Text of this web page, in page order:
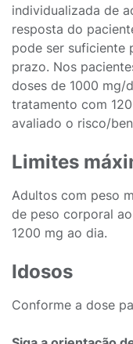
individualizada de
resposta do
pode ser suficiente
prazo. Nos
doses de 1000 mg/
tratamento com
avaliado o risco/
Limites
Adultos com peso
de peso corporal
1200 mg ao dia.
Idosos
Conforme a dose